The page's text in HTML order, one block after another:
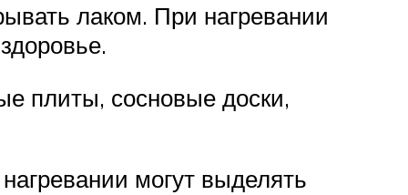
лаком. При нагревании
плиты, сосновые доски,
могут выделять